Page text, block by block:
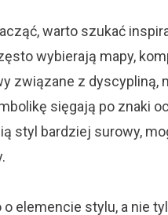
warto szukać
wybierają mapy,
związane z dyscypliną,
sięgają po znaki
styl bardziej surowy,
elemencie stylu, a nie